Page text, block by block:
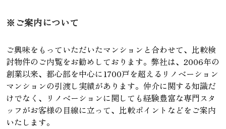
※ご案内について
ご興味をもっていただいたマンションと合わせて、比較検
討物件のご内覧をお勧めしております。弊社は、2006年の
創業以来、都心部を中心に1700戸を超えるリノベーション
マンションの引渡し実績があります。仲介に関する知識だ
けでなく、リノベーションに関しても経験豊富な専門スタ
ッフがお客様の目線に立って、比較ポイントなどをご案内
いたします。